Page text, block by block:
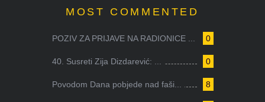
MOST COMMENTED
0
POZIV ZA PRIJAVE NA RADIONICE ...
0
40. Susreti Zija Dizdarević: ...
8
Povodom Dana pobjede nad faši...